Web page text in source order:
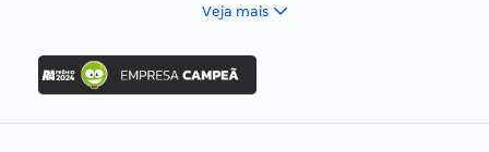
Concurso Ibama
Concurso MPU
Editais publicados
Veja mais